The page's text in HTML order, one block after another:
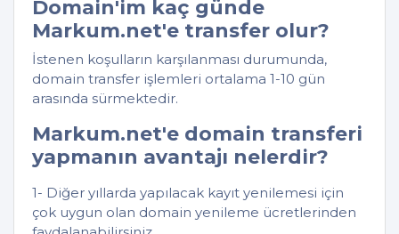
Domain'im kaç günde
Markum.net'e transfer olur?
İstenen koşulların karşılanması durumunda,
domain transfer işlemleri ortalama 1-10 gün
arasında sürmektedir.
Markum.net'e domain transferi
yapmanın avantajı nelerdir?
1- Diğer yıllarda yapılacak kayıt yenilemesi için
çok uygun olan domain yenileme ücretlerinden